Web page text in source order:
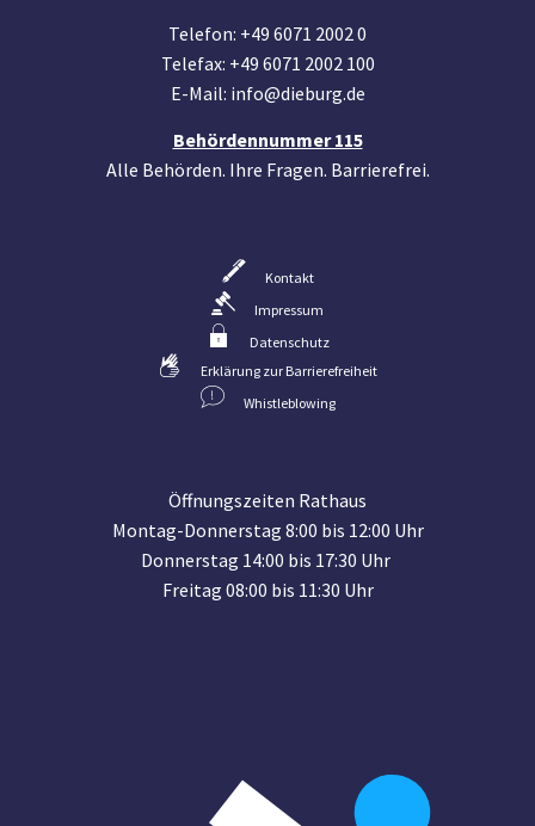
Telefon: +49 6071 2002 0
Telefax: +49 6071 2002 100
E-Mail: info@dieburg.de
Behördennummer 115
Alle Behörden. Ihre Fragen. Barrierefrei.
Kontakt
Impressum
Datenschutz
Erklärung zur Barrierefreiheit
Whistleblowing
Öffnungszeiten Rathaus
Montag-Donnerstag 8:00 bis 12:00 Uhr
Donnerstag 14:00 bis 17:30 Uhr
Freitag 08:00 bis 11:30 Uhr